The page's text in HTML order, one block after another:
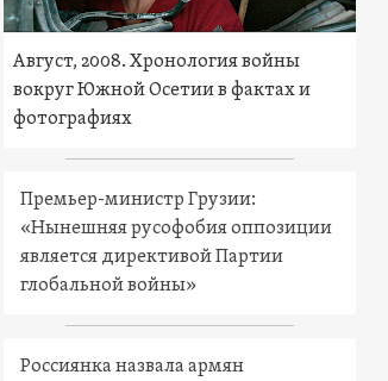
Август, 2008. Хронология войны
вокруг Южной Осетии в фактах и
фотографиях
Премьер-министр Грузии:
«Нынешняя русофобия оппозиции
является директивой Партии
глобальной войны»
Россиянка назвала армян